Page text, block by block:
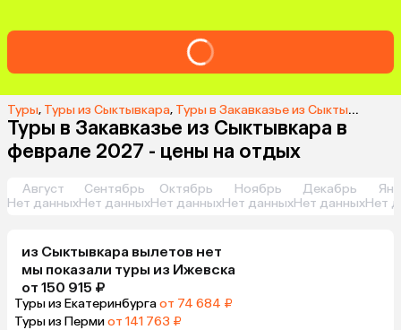
Туры, Туры из Сыктывкара, Туры в Закавказье из Сыктывкара
Туры в Закавказье из Сыктывкара в
феврале 2027 - цены на отдых
Август
Нет данных
Сентябрь
Нет данных
Октябрь
Нет данных
Ноябрь
Нет данных
Декабрь
Нет данныхНет
из Сыктывкара вылетов нет
мы показали туры из Ижевска
от 150 915 ₽
Туры из Екатеринбургаот 74 684 ₽
Туры из Пермиот 141 763 ₽